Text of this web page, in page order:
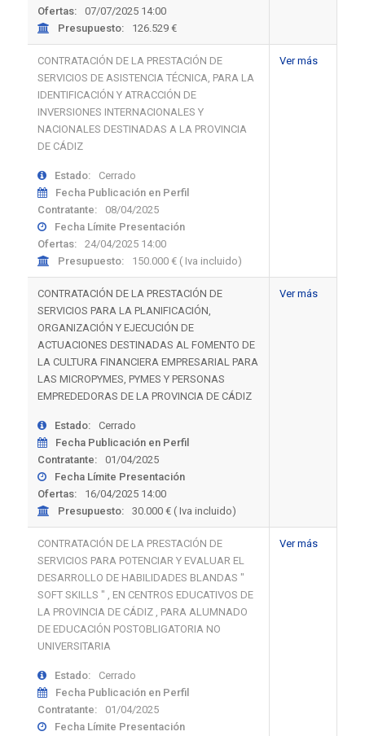
Ofertas:
07/07/2025 14:00
Presupuesto:
126.529 €
CONTRATACIÓN DE LA PRESTACIÓN DE
SERVICIOS DE ASISTENCIA TÉCNICA, PARA LA
IDENTIFICACIÓN Y ATRACCIÓN DE
INVERSIONES INTERNACIONALES Y
NACIONALES DESTINADAS A LA PROVINCIA
DE CÁDIZ
Estado:
Cerrado
Fecha Publicación en Perfil
Contratante:
08/04/2025
Fecha Límite Presentación
Ofertas:
24/04/2025 14:00
Presupuesto:
150.000 € ( Iva incluido)
Ver más
CONTRATACIÓN DE LA PRESTACIÓN DE
SERVICIOS PARA LA PLANIFICACIÓN,
ORGANIZACIÓN Y EJECUCIÓN DE
ACTUACIONES DESTINADAS AL FOMENTO DE
LA CULTURA FINANCIERA EMPRESARIAL PARA
LAS MICROPYMES, PYMES Y PERSONAS
EMPREDEDORAS DE LA PROVINCIA DE CÁDIZ
Estado:
Cerrado
Fecha Publicación en Perfil
Contratante:
01/04/2025
Fecha Límite Presentación
Ofertas:
16/04/2025 14:00
Presupuesto:
30.000 € ( Iva incluido)
Ver más
CONTRATACIÓN DE LA PRESTACIÓN DE
SERVICIOS PARA POTENCIAR Y EVALUAR EL
DESARROLLO DE HABILIDADES BLANDAS "
SOFT SKILLS " , EN CENTROS EDUCATIVOS DE
LA PROVINCIA DE CÁDIZ , PARA ALUMNADO
DE EDUCACIÓN POSTOBLIGATORIA NO
UNIVERSITARIA
Estado:
Cerrado
Fecha Publicación en Perfil
Contratante:
01/04/2025
Fecha Límite Presentación
Ver más